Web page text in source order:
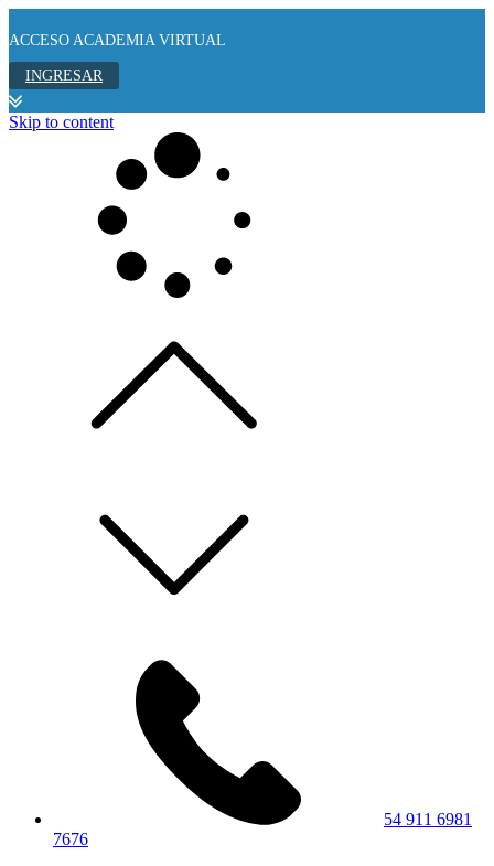
ACCESO ACADEMIA VIRTUAL
INGRESAR
Skip to content
54 911 6981
7676